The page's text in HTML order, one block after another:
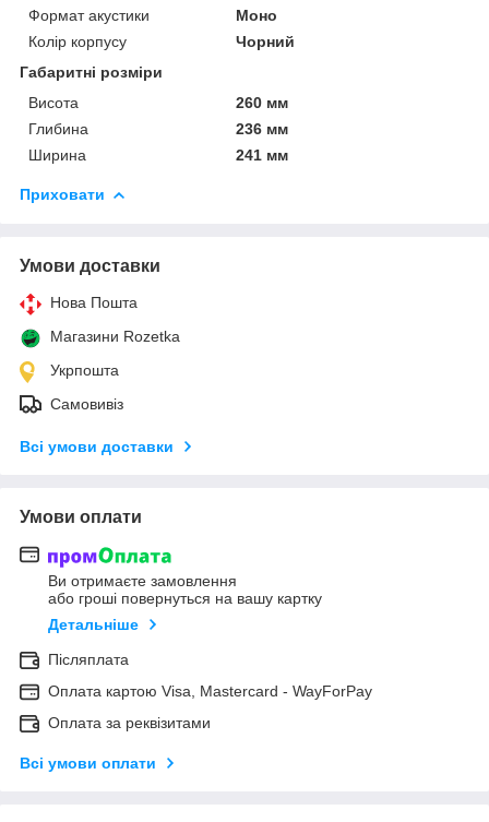
Формат акустики
Моно
Колір корпусу
Чорний
Габаритні розміри
Висота
260 мм
Глибина
236 мм
Ширина
241 мм
Приховати
Умови доставки
Нова Пошта
Магазини Rozetka
Укрпошта
Самовивіз
Всі умови доставки
Умови оплати
Ви отримаєте замовлення
або гроші повернуться на вашу картку
Детальніше
Післяплата
Оплата картою Visa, Mastercard - WayForPay
Оплата за реквізитами
Всі умови оплати